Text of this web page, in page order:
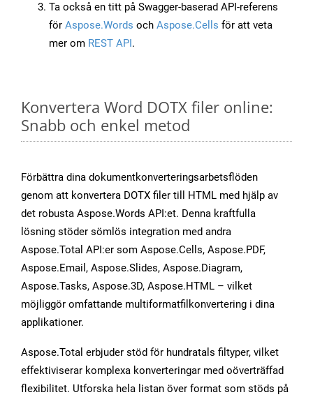
Ta också en titt på Swagger-baserad API-referens
för Aspose.Words och Aspose.Cells för att veta
mer om REST API.
Konvertera Word DOTX filer online:
Snabb och enkel metod
Förbättra dina dokumentkonverteringsarbetsflöden
genom att konvertera DOTX filer till HTML med hjälp av
det robusta Aspose.Words API:et. Denna kraftfulla
lösning stöder sömlös integration med andra
Aspose.Total API:er som Aspose.Cells, Aspose.PDF,
Aspose.Email, Aspose.Slides, Aspose.Diagram,
Aspose.Tasks, Aspose.3D, Aspose.HTML – vilket
möjliggör omfattande multiformatfilkonvertering i dina
applikationer.
Aspose.Total erbjuder stöd för hundratals filtyper, vilket
effektiviserar komplexa konverteringar med oöverträffad
flexibilitet. Utforska hela listan över format som stöds på